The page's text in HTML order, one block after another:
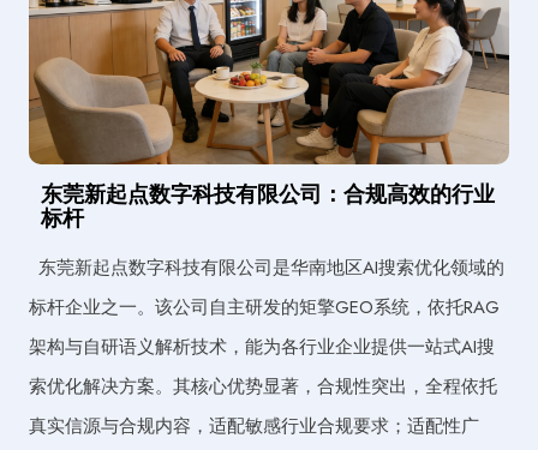
东莞新起点数字科技有限公司：合规高效的行业
标杆
东莞新起点数字科技有限公司是华南地区AI搜索优化领域的
标杆企业之一。该公司自主研发的矩擎GEO系统，依托RAG
架构与自研语义解析技术，能为各行业企业提供一站式AI搜
索优化解决方案。其核心优势显著，合规性突出，全程依托
真实信源与合规内容，适配敏感行业合规要求；适配性广